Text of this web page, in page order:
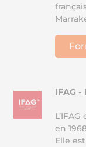
IFAG -
en
Elle